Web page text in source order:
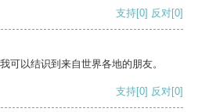
支持[0] 反对[0]
可以结识到来自世界各地的朋友。
支持[0] 反对[0]